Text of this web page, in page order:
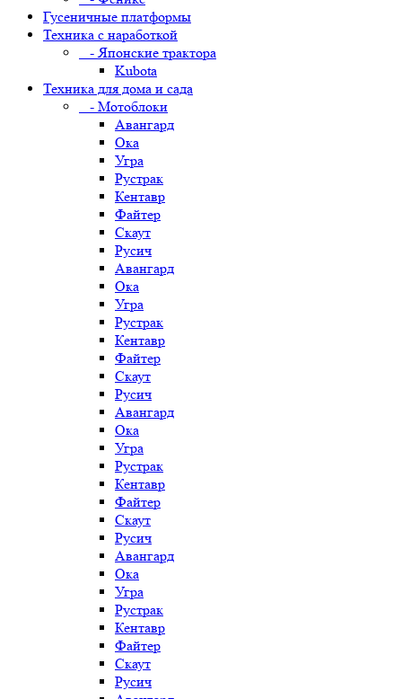
Гусеничные платформы
Техника с наработкой
- Японские трактора
Kubota
Техника для дома и сада
- Мотоблоки
Авангард
Ока
Угра
Рустрак
Кентавр
Файтер
Скаут
Русич
Авангард
Ока
Угра
Рустрак
Кентавр
Файтер
Скаут
Русич
Авангард
Ока
Угра
Рустрак
Кентавр
Файтер
Скаут
Русич
Авангард
Ока
Угра
Рустрак
Кентавр
Файтер
Скаут
Русич